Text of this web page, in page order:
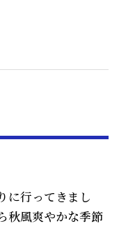
に行ってきまし
秋風爽やかな季節